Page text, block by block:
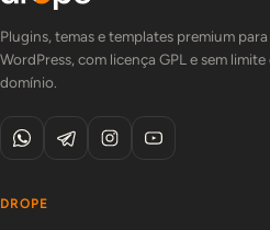
Plugins, temas e templates premium para
WordPress, com licença GPL e sem limite
domínio.
DROPE